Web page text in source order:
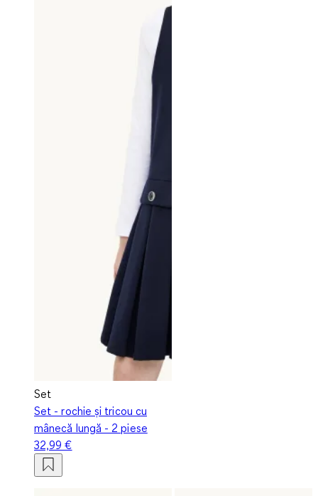
Set
Set - rochie și tricou cu
mânecă lungă - 2 piese
32,99 €